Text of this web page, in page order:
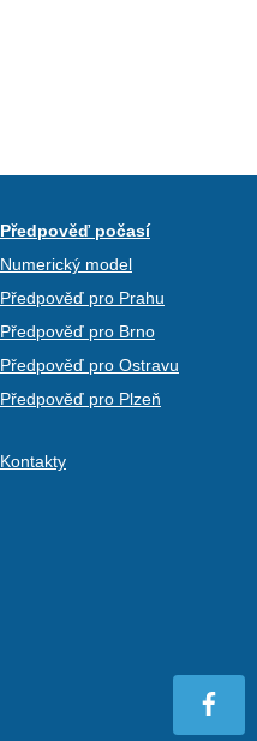
Předpověď počasí
Numerický model
Předpověď pro Prahu
Předpověď pro Brno
Předpověď pro Ostravu
Předpověď pro Plzeň
Kontakty